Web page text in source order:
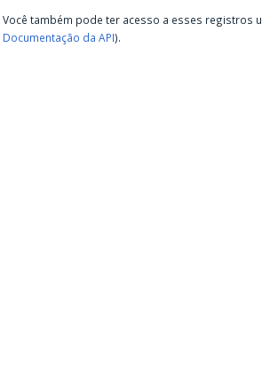
Você também pode ter acesso a esses registros
Documentação da API).